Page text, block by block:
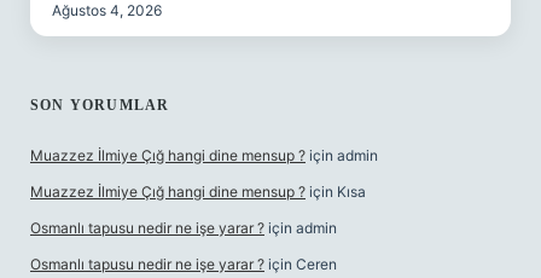
Ağustos 4, 2026
SON YORUMLAR
Muazzez İlmiye Çığ hangi dine mensup ? için admin
Muazzez İlmiye Çığ hangi dine mensup ? için Kısa
Osmanlı tapusu nedir ne işe yarar ? için admin
Osmanlı tapusu nedir ne işe yarar ? için Ceren